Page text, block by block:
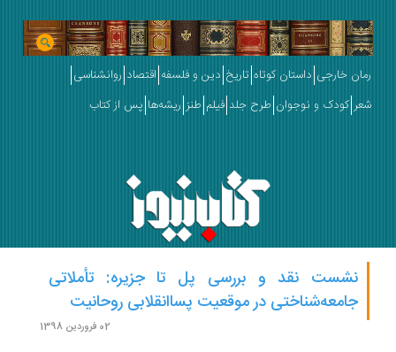
خارجی داستان کوتاه تاریخ دین و فلسفه اقتصاد روانشناسی
کودک و نوجوان طرح جلد فیلم طنز ریشه‌ها پس از کتاب
نشست نقد و بررسی پل تا جزیره: تأملاتی
جامعه‌شناختی در موقعیت پساانقلابی روحانیت